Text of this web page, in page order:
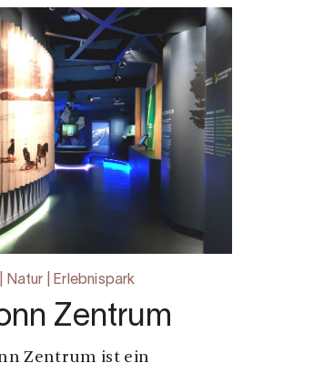
Natur | Erlebnispark
Zentrum
Zentrum ist ein